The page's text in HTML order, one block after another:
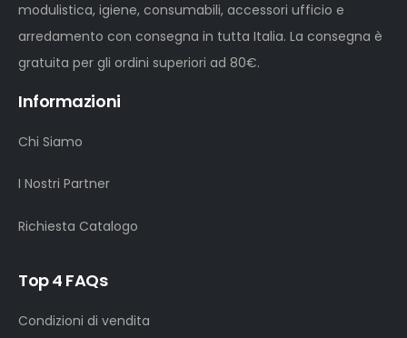
modulistica, igiene, consumabili, accessori ufficio e
arredamento con consegna in tutta Italia. La consegna è
gratuita per gli ordini superiori ad 80€.
Informazioni
Chi Siamo
I Nostri Partner
Richiesta Catalogo
Top 4 FAQs
Condizioni di vendita